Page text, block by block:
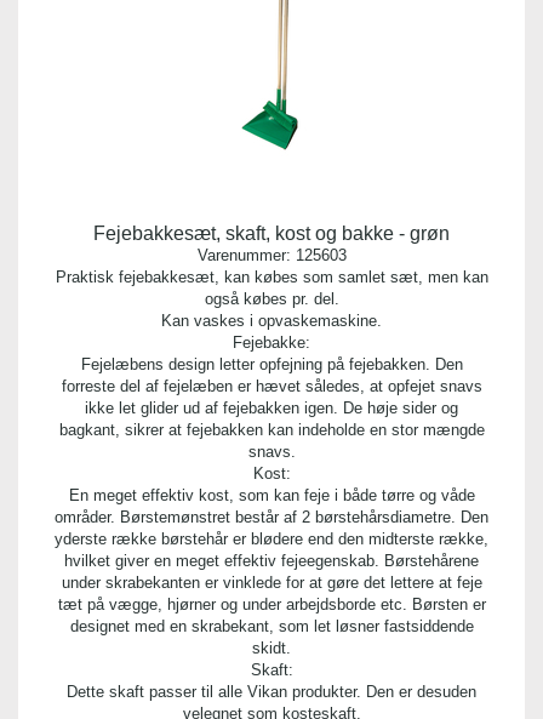
Fejebakkesæt, skaft, kost og bakke - grøn
Varenummer: 125603
Praktisk fejebakkesæt, kan købes som samlet sæt, men kan
også købes pr. del.
Kan vaskes i opvaskemaskine.
Fejebakke:
Fejelæbens design letter opfejning på fejebakken. Den
forreste del af fejelæben er hævet således, at opfejet snavs
ikke let glider ud af fejebakken igen. De høje sider og
bagkant, sikrer at fejebakken kan indeholde en stor mængde
snavs.
Kost:
En meget effektiv kost, som kan feje i både tørre og våde
områder. Børstemønstret består af 2 børstehårsdiametre. Den
yderste række børstehår er blødere end den midterste række,
hvilket giver en meget effektiv fejeegenskab. Børstehårene
under skrabekanten er vinklede for at gøre det lettere at feje
tæt på vægge, hjørner og under arbejdsborde etc. Børsten er
designet med en skrabekant, som let løsner fastsiddende
skidt.
Skaft:
Dette skaft passer til alle Vikan produkter. Den er desuden
velegnet som kosteskaft.